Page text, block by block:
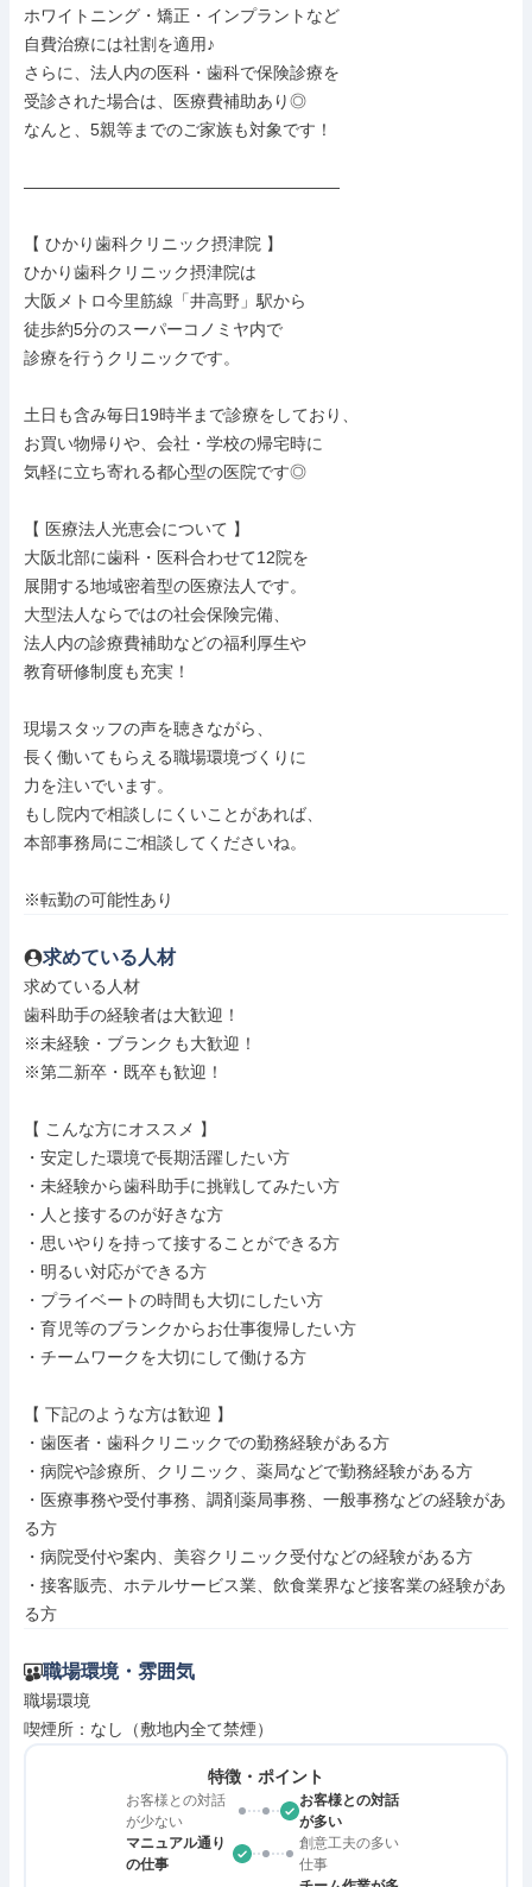
ホワイトニング・矯正・インプラントなど
自費治療には社割を適用♪
さらに、法人内の医科・歯科で保険診療を
受診された場合は、医療費補助あり◎
なんと、5親等までのご家族も対象です！
―――――――――――――――――――
【 ひかり歯科クリニック摂津院 】
ひかり歯科クリニック摂津院は
大阪メトロ今里筋線「井高野」駅から
徒歩約5分のスーパーコノミヤ内で
診療を行うクリニックです。
土日も含み毎日19時半まで診療をしており、
お買い物帰りや、会社・学校の帰宅時に
気軽に立ち寄れる都心型の医院です◎
【 医療法人光恵会について 】
大阪北部に歯科・医科合わせて12院を
展開する地域密着型の医療法人です。
大型法人ならではの社会保険完備、
法人内の診療費補助などの福利厚生や
教育研修制度も充実！
現場スタッフの声を聴きながら、
長く働いてもらえる職場環境づくりに
力を注いでいます。
もし院内で相談しにくいことがあれば、
本部事務局にご相談してくださいね。
※転勤の可能性あり
求めている人材
求めている人材
歯科助手の経験者は大歓迎！
※未経験・ブランクも大歓迎！
※第二新卒・既卒も歓迎！
【 こんな方にオススメ 】
・安定した環境で長期活躍したい方
・未経験から歯科助手に挑戦してみたい方
・人と接するのが好きな方
・思いやりを持って接することができる方
・明るい対応ができる方
・プライベートの時間も大切にしたい方
・育児等のブランクからお仕事復帰したい方
・チームワークを大切にして働ける方
【 下記のような方は歓迎 】
・歯医者・歯科クリニックでの勤務経験がある方
・病院や診療所、クリニック、薬局などで勤務経験がある方
・医療事務や受付事務、調剤薬局事務、一般事務などの経験があ
る方
・病院受付や案内、美容クリニック受付などの経験がある方
・接客販売、ホテルサービス業、飲食業界など接客業の経験があ
る方
職場環境・雰囲気
職場環境
喫煙所：なし（敷地内全て禁煙）
特徴・ポイント
お客様との対話
が少ない
お客様との対話
が多い
マニュアル通り
の仕事
創意工夫の多い
仕事